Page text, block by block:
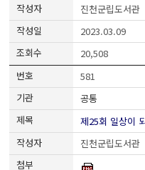
진천군립도서관
2023.03.09
20,508
581
공통
제25회 일상이
진천군립도서관